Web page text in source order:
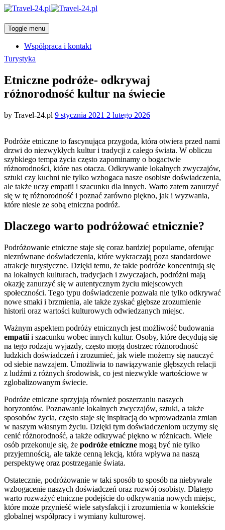
Toggle menu
Współpraca i kontakt
Categories
Turystyka
Etniczne podróże- odkrywaj
różnorodność kultur na świecie
by Travel-24.pl Posted
9 stycznia 2021 2 lutego 2026
Podróże etniczne to fascynująca przygoda, która otwiera przed nami
drzwi do niezwykłych kultur i tradycji z całego świata. W obliczu
szybkiego tempa życia często zapominamy o bogactwie
różnorodności, które nas otacza. Odkrywanie lokalnych zwyczajów,
sztuki czy kuchni nie tylko wzbogaca nasze osobiste doświadczenia,
ale także uczy empatii i szacunku dla innych. Warto zatem zanurzyć
się w tę różnorodność i poznać zarówno piękno, jak i wyzwania,
które niesie ze sobą etniczna podróż.
Dlaczego warto podróżować etnicznie?
Podróżowanie etniczne staje się coraz bardziej popularne, oferując
niezrównane doświadczenia, które wykraczają poza standardowe
atrakcje turystyczne. Dzięki temu, że takie podróże koncentrują się
na lokalnych kulturach, tradycjach i zwyczajach, podróżni mają
okazję zanurzyć się w autentycznym życiu miejscowych
społeczności. Tego typu doświadczenie pozwala nie tylko odkrywać
nowe smaki i brzmienia, ale także zyskać głębsze zrozumienie
historii oraz wartości kulturowych odwiedzanych miejsc.
Ważnym aspektem podróży etnicznych jest możliwość budowania
empatii i szacunku wobec innych kultur. Osoby, które decydują się
na tego rodzaju wyjazdy, często mogą dostrzec różnorodność
ludzkich doświadczeń i zrozumieć, jak wiele możemy się nauczyć
od siebie nawzajem. Umożliwia to nawiązywanie głębszych relacji
z ludźmi z różnych środowisk, co jest niezwykle wartościowe w
zglobalizowanym świecie.
Podróże etniczne sprzyjają również poszerzaniu naszych
horyzontów. Poznawanie lokalnych zwyczajów, sztuki, a także
sposobów życia, często staje się inspiracją do wprowadzania zmian
w naszym własnym życiu. Dzięki tym doświadczeniom uczymy się
cenić różnorodność, a także odkrywać piękno w różnicach. Wiele
osób przekonuje się, że podróże etniczne mogą być nie tylko
przyjemnością, ale także cenną lekcją, która wpływa na naszą
perspektywę oraz postrzeganie świata.
Ostatecznie, podróżowanie w taki sposób to sposób na niebywałe
wzbogacenie naszych doświadczeń oraz rozwój osobisty. Dlatego
warto rozważyć etniczne podejście do odkrywania nowych miejsc,
które może przynieść wiele satysfakcji i zrozumienia w kontekście
globalnej współpracy i wymiany kulturowej.